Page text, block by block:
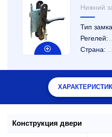
Нижний
Тип
Регелей:
Страна:
Конструкция двери